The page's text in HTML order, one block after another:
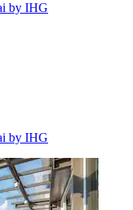
by IHG
by IHG